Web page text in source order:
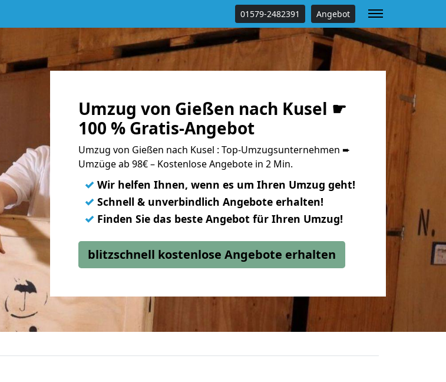
01579-2482391 Angebot
Umzug von Gießen nach Kusel ☛
100 % Gratis-Angebot
Umzug von Gießen nach Kusel : Top-Umzugsunternehmen ➨
Umzüge ab 98€ – Kostenlose Angebote in 2 Min.
✓ Wir helfen Ihnen, wenn es um Ihren Umzug geht!
✓ Schnell & unverbindlich Angebote erhalten!
✓ Finden Sie das beste Angebot für Ihren Umzug!
blitzschnell kostenlose Angebote erhalten